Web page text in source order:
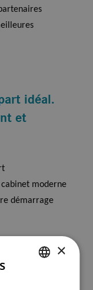
idéal.
et
cabinet moderne
démarrage
dans cet e-book
des logiciels
×